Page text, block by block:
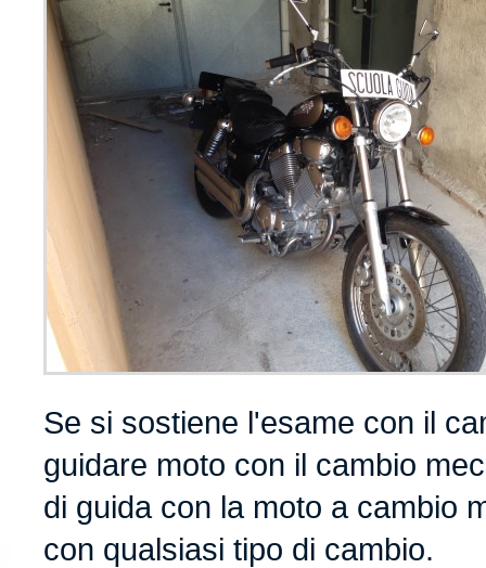
Se si sostiene l'esame con il
guidare moto con il cambio
di guida con la moto a cambio
con qualsiasi tipo di cambio.